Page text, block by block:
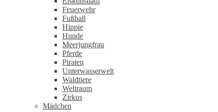
Feuerwehr
Fußball
Hippie
Hunde
Meerjungfrau
Pferde
Piraten
Unterwasserwelt
Waldtiere
Weltraum
Zirkus
Mädchen